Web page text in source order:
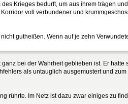
Krieges bedurft, um aus ihrem trägen
voll verbundener und
gutheißen. Wenn auf je zehn
bei der Wahrheit geblieben ist. Er hatte
als untauglich ausgemustert und
rührte. Im Netz ist dazu zwar einiges zu